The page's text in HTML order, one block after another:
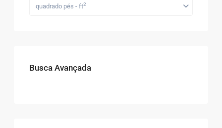
quadrado pés - ft2
Busca Avançada